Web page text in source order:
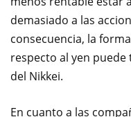
demasiado a las
consecuencia, la
respecto al yen
del Nikkei.
En cuanto a las